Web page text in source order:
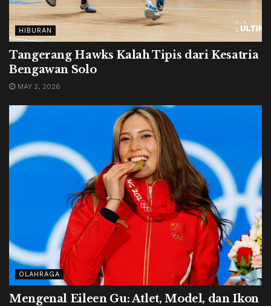
HIBURAN
Tangerang Hawks Kalah Tipis dari Kesatria
Bengawan Solo
MAY 2, 2026
OLAHRAGA
Mengenal Eileen Gu: Atlet, Model, dan Ikon